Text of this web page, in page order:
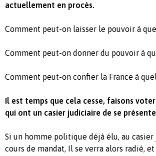
actuellement en procès.
Comment peut-on laisser le pouvoir à
Comment peut-on donner du pouvoir à
Comment peut-on confier la France à
Il est temps que cela cesse, faisons
qui ont un casier judiciaire de se
Si un homme politique déjà élu, au
cours de mandat, Il se verra alors radié,